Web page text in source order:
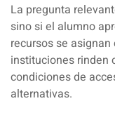
La pregunta
sino si el alumno
recursos se
instituciones rinden
condiciones de
alternativas.